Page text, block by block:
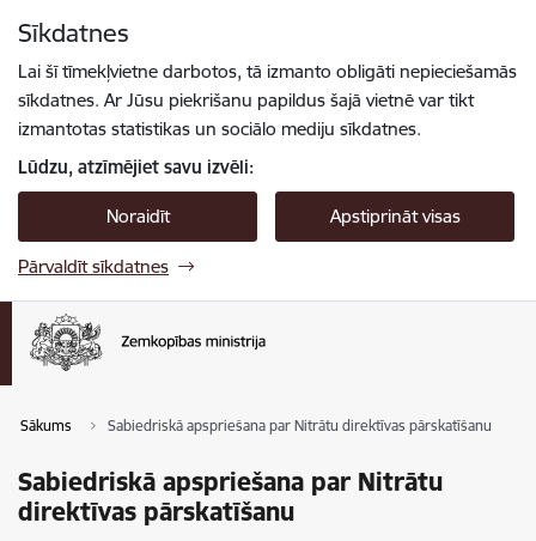
Sīkdatnes
Lai šī tīmekļvietne darbotos, tā izmanto obligāti nepieciešamās
sīkdatnes. Ar Jūsu piekrišanu papildus šajā vietnē var tikt
izmantotas statistikas un sociālo mediju sīkdatnes.
Lūdzu, atzīmējiet savu izvēli:
Noraidīt Apstiprināt visas
Pārvaldīt sīkdatnes
Sākums Sabiedriskā apspriešana par Nitrātu direktīvas pārskatīšanu
Sabiedriskā apspriešana par Nitrātu
direktīvas pārskatīšanu